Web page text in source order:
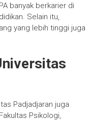
banyak berkarier di
Selain itu,
yang lebih tinggi juga
Padjadjaran juga
Psikologi,